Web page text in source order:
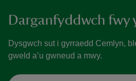
Darganfyddwch fwy
Dysgwch sut i gyrraedd Cemlyn,
gweld a’u gwneud a mwy.